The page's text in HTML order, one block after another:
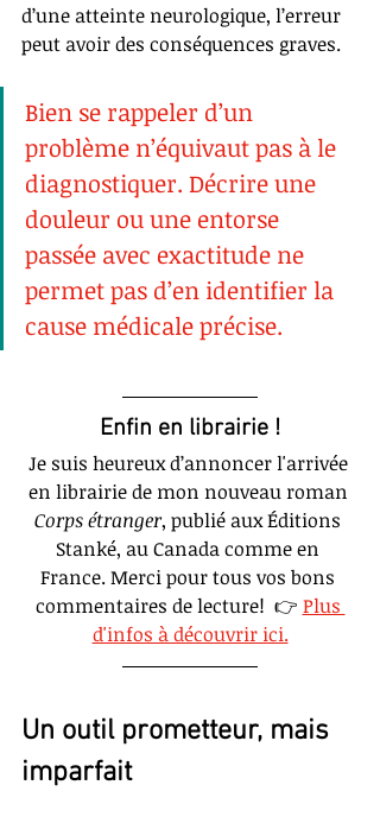
d’une atteinte neurologique, l’erreur
peut avoir des conséquences graves.
Bien se rappeler d’un
problème n’équivaut pas à le
diagnostiquer. Décrire une
douleur ou une entorse
passée avec exactitude ne
permet pas d’en identifier la
cause médicale précise.
Enfin en librairie !
Je suis heureux d’annoncer l'arrivée
en librairie de mon nouveau roman
Corps étranger, publié aux Éditions
Stanké, au Canada comme en
France. Merci pour tous vos bons
commentaires de lecture!  👉 Plus
d'infos à découvrir ici.
Un outil prometteur, mais
imparfait